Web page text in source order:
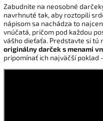
Zabudnite na neosobné
navrhnuté tak, aby roztopili
nápisom sa nachádza to
vnúčatá, pričom pod každou
vášho dieťaťa. Predstavte si tú
originálny darček s menami
pripomínať ich najväčší poklad